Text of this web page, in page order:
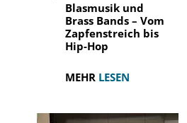
Blasmusik und
Brass Bands – Vom
Zapfenstreich bis
Hip-Hop
MEHR LESEN